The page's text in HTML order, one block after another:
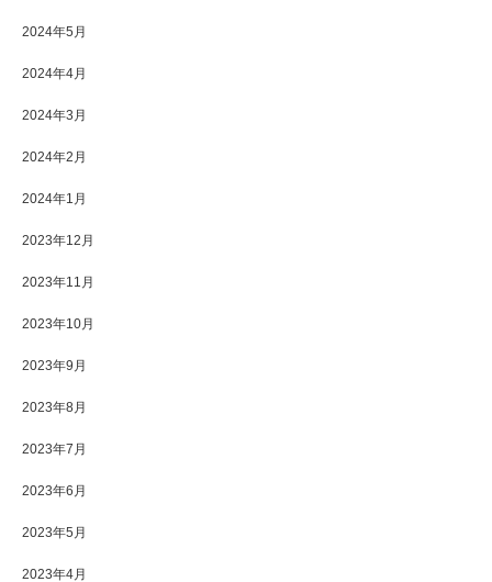
2024年5月
2024年4月
2024年3月
2024年2月
2024年1月
2023年12月
2023年11月
2023年10月
2023年9月
2023年8月
2023年7月
2023年6月
2023年5月
2023年4月